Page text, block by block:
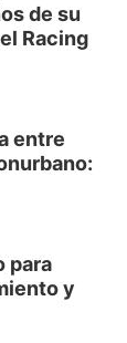
de su
Racing
entre
para
y